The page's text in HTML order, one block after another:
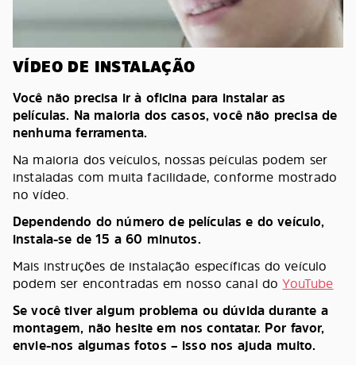
VÍDEO DE INSTALAÇÃO
Você não precisa ir à oficina para instalar as
películas. Na maioria dos casos, você não precisa de
nenhuma ferramenta.
Na maioria dos veículos, nossas peículas podem ser
instaladas com muita facilidade, conforme mostrado
no vídeo.
Dependendo do número de películas e do veículo,
instala-se de 15 a 60 minutos.
Mais instruções de instalação específicas do veículo
podem ser encontradas em nosso canal doYouTube
Se você tiver algum problema ou dúvida durante a
montagem, não hesite em nos contatar. Por favor,
envie-nos algumas fotos – isso nos ajuda muito.